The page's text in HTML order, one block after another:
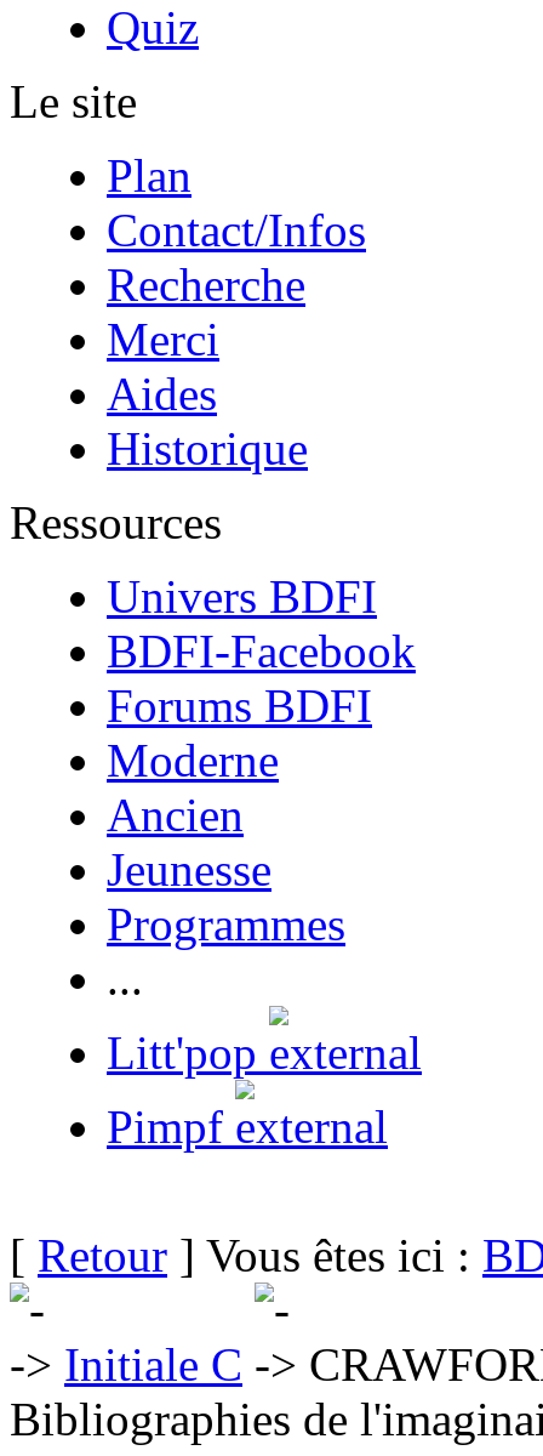
Quiz
Le site
Plan
Contact/Infos
Recherche
Merci
Aides
Historique
Ressources
Univers BDFI
BDFI-Facebook
Forums BDFI
Moderne
Ancien
Jeunesse
Programmes
...
Litt'pop
Pimpf
[ Retour ] Vous êtes ici :
Initiale C
Bibliographies de